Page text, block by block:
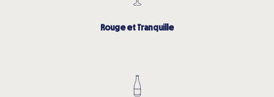
Rouge et Tranquille